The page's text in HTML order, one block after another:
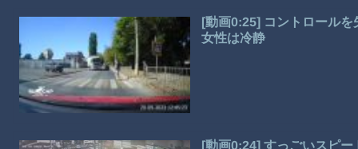
[動画0:25] コントロール
女性は冷静
[動画0:24] すっごいスピ